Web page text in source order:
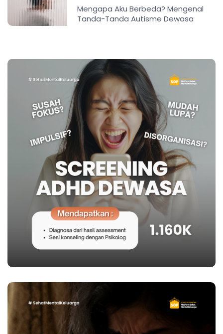
Mengapa Aku Berbeda? Mengenal
Tanda-Tanda Autisme Dewasa